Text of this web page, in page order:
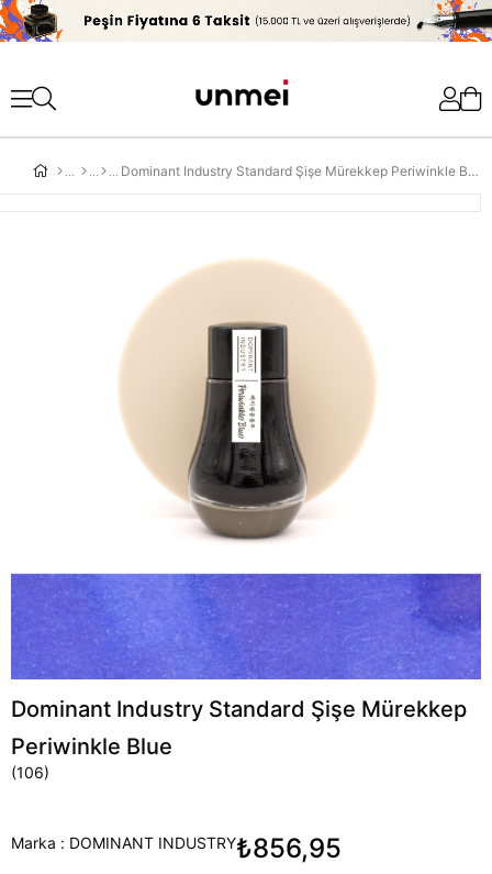
'
Dominant Industry Standard Şişe Mürekkep Periwinkle Blue
Dominant Industry Standard Şişe Mürekkep
Periwinkle Blue
(106)
Marka : DOMINANT INDUSTRY₺856,95